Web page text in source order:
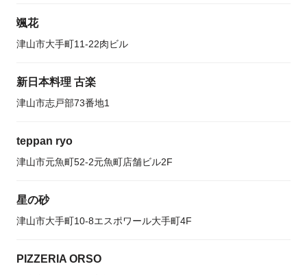
颯花
津山市大手町11-22肉ビル
新日本料理 古楽
津山市志戸部73番地1
teppan ryo
津山市元魚町52-2元魚町店舗ビル2F
星の砂
津山市大手町10-8エスポワール大手町4F
PIZZERIA ORSO